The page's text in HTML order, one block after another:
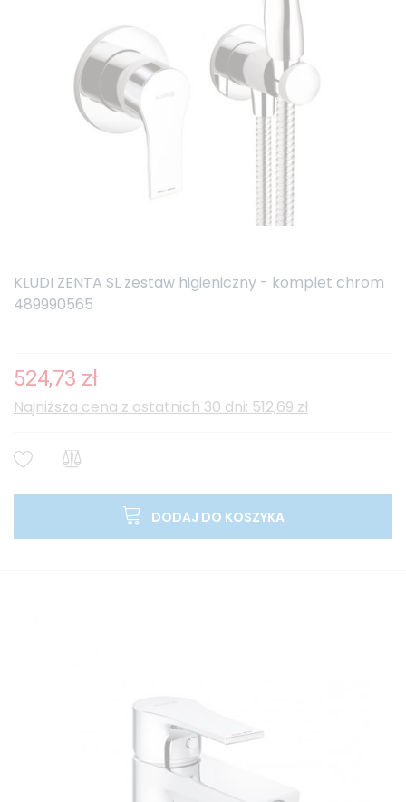
KLUDI ZENTA SL zestaw higieniczny - komplet chrom
489990565
524,73 zł
Najniższa cena z ostatnich 30 dni: 512,69 zł
DODAJ DO KOSZYKA